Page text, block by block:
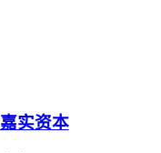
嘉实资本